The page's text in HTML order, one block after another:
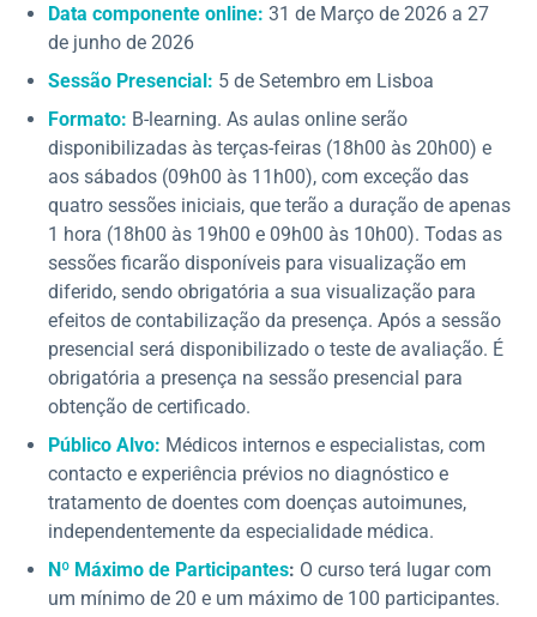
Data componente online: 31 de Março de 2026 a 27
de junho de 2026
Sessão Presencial: 5 de Setembro em Lisboa
Formato: B-learning. As aulas online serão
disponibilizadas às terças-feiras (18h00 às 20h00) e
aos sábados (09h00 às 11h00), com exceção das
quatro sessões iniciais, que terão a duração de apenas
1 hora (18h00 às 19h00 e 09h00 às 10h00). Todas as
sessões ficarão disponíveis para visualização em
diferido, sendo obrigatória a sua visualização para
efeitos de contabilização da presença. Após a sessão
presencial será disponibilizado o teste de avaliação. É
obrigatória a presença na sessão presencial para
obtenção de certificado.
Público Alvo: Médicos internos e especialistas, com
contacto e experiência prévios no diagnóstico e
tratamento de doentes com doenças autoimunes,
independentemente da especialidade médica.
Nº Máximo de Participantes: O curso terá lugar com
um mínimo de 20 e um máximo de 100 participantes.